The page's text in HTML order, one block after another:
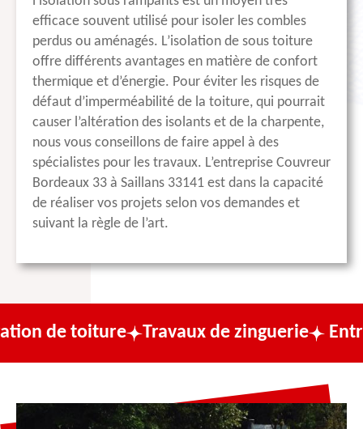
efficace souvent utilisé pour isoler les combles
perdus ou aménagés. L’isolation de sous toiture
offre différents avantages en matière de confort
thermique et d’énergie. Pour éviter les risques de
défaut d’imperméabilité de la toiture, qui pourrait
causer l’altération des isolants et de la charpente,
nous vous conseillons de faire appel à des
spécialistes pour les travaux. L’entreprise Couvreur
Bordeaux 33 à Saillans 33141 est dans la capacité
de réaliser vos projets selon vos demandes et
suivant la règle de l’art.
Travaux de zinguerie Entreprise